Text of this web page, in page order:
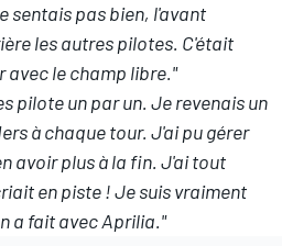
sentais pas bien, l'avant
les autres pilotes. C'était
avec le champ libre."
pilote un par un. Je revenais un
à chaque tour. J'ai pu gérer
avoir plus à la fin. J'ai tout
en piste! Je suis vraiment
a fait avec Aprilia."